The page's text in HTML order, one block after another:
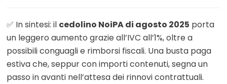
✅ In sintesi: il cedolino NoiPA di agosto 2025 porta
un leggero aumento grazie all’IVC all’1%, oltre a
possibili conguagli e rimborsi fiscali. Una busta paga
estiva che, seppur con importi contenuti, segna un
passo in avanti nell’attesa dei rinnovi contrattuali.